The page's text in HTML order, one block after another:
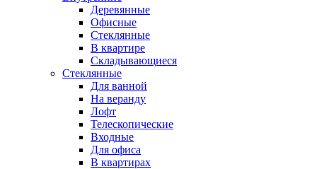
Деревянные
Офисные
Стеклянные
В квартире
Складывающиеся
Стеклянные
Для ванной
На веранду
Лофт
Телескопические
Входные
Для офиса
В квартирах